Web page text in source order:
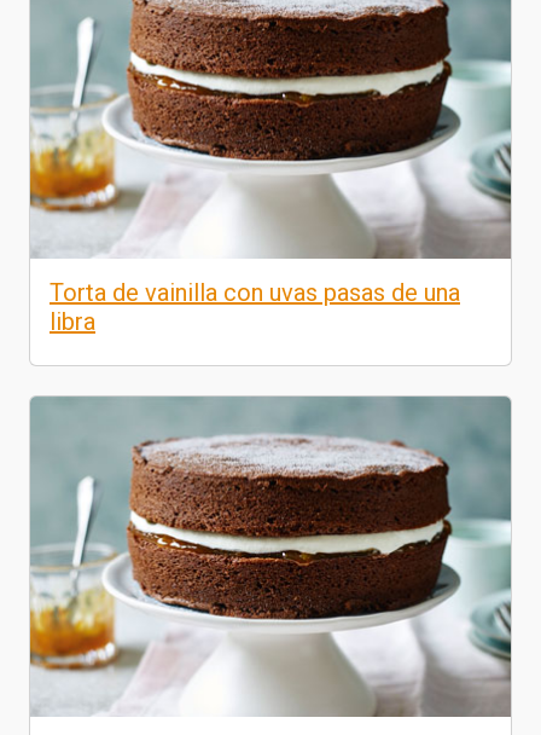
Torta de vainilla con uvas pasas de una
libra